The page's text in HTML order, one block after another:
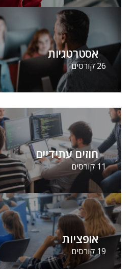
אסטרטגיות
26 קורסים
חוזים עתידיים
11 קורסים
אופציות
19 קורסים